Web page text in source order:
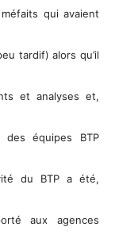
qui avaient
tardif) alors qu’il
et analyses et,
équipes BTP
du BTP a été,
aux agences